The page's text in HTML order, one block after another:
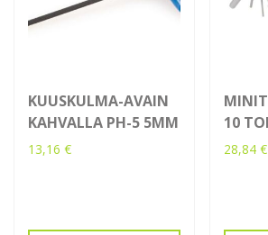
KUUSKULMA-AVAIN
KAHVALLA PH-5 5MM
13,16 €
10
28,84€